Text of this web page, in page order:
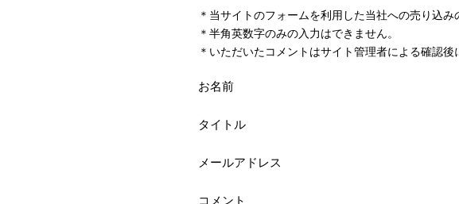
＊当サイトのフォームを利用した当社への売り込み
＊半角英数字のみの入力はできません。
＊いただいたコメントはサイト管理者による確認後
お名前
タイトル
メールアドレス
コメント